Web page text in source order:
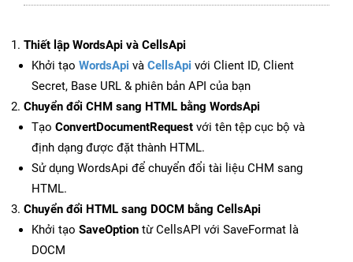
Thiết lập WordsApi và CellsApi
Khởi tạo WordsApi và CellsApi với Client ID, Client
Secret, Base URL & phiên bản API của bạn
Chuyển đổi CHM sang HTML bằng WordsApi
Tạo ConvertDocumentRequest với tên tệp cục bộ và
định dạng được đặt thành HTML.
Sử dụng WordsApi để chuyển đổi tài liệu CHM sang
HTML.
Chuyển đổi HTML sang DOCM bằng CellsApi
Khởi tạo SaveOption từ CellsAPI với SaveFormat là
DOCM